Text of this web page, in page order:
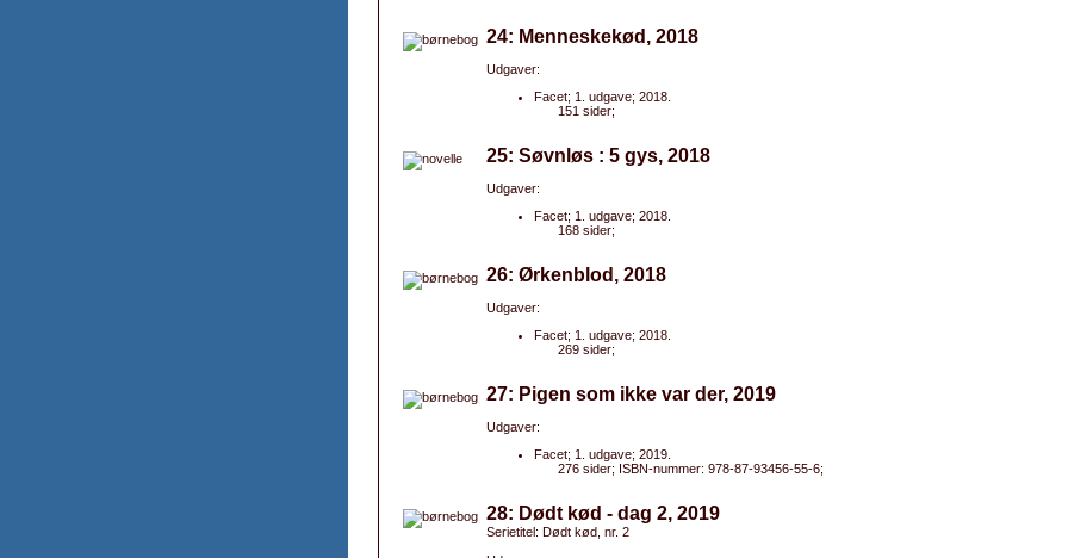
24: Menneskekød, 2018
Udgaver:
Facet; 1. udgave; 2018.
151 sider;
25: Søvnløs : 5 gys, 2018
Udgaver:
Facet; 1. udgave; 2018.
168 sider;
26: Ørkenblod, 2018
Udgaver:
Facet; 1. udgave; 2018.
269 sider;
27: Pigen som ikke var der, 2019
Udgaver:
Facet; 1. udgave; 2019.
276 sider; ISBN-nummer: 978-87-93456-55-6;
28: Dødt kød - dag 2, 2019
Serietitel: Dødt kød, nr. 2